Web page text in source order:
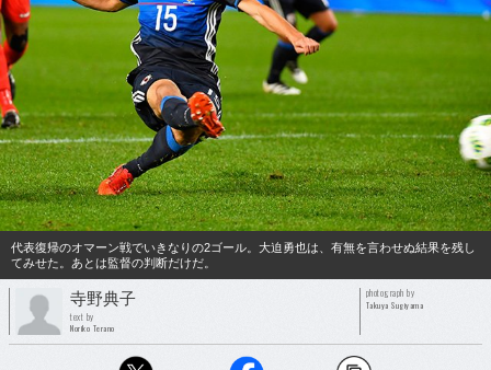
代表復帰のオマーン戦でいきなりの2ゴール。大迫勇也は、有無を言わせぬ結果を残し
てみせた。あとは監督の判断だけだ。
寺野典子
text by
Noriko Terano
photograph by
Takuya Sugiyama